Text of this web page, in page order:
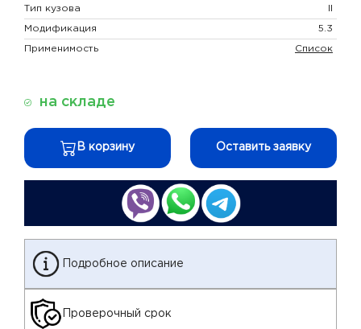
Тип кузова
Модификация 5.3
Применимость Список
на складе
В корзину Оставить заявку
Подробное описание
Проверочный срок